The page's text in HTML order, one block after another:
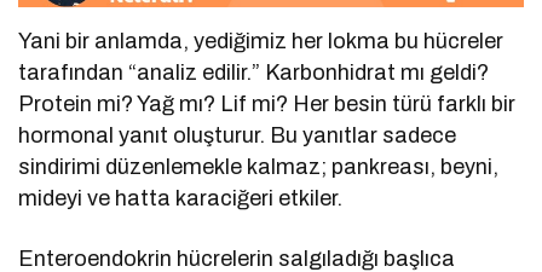
Yani bir anlamda, yediğimiz her lokma bu hücreler
tarafından “analiz edilir.” Karbonhidrat mı geldi?
Protein mi? Yağ mı? Lif mi? Her besin türü farklı bir
hormonal yanıt oluşturur. Bu yanıtlar sadece
sindirimi düzenlemekle kalmaz; pankreası, beyni,
mideyi ve hatta karaciğeri etkiler.
Enteroendokrin hücrelerin salgıladığı başlıca